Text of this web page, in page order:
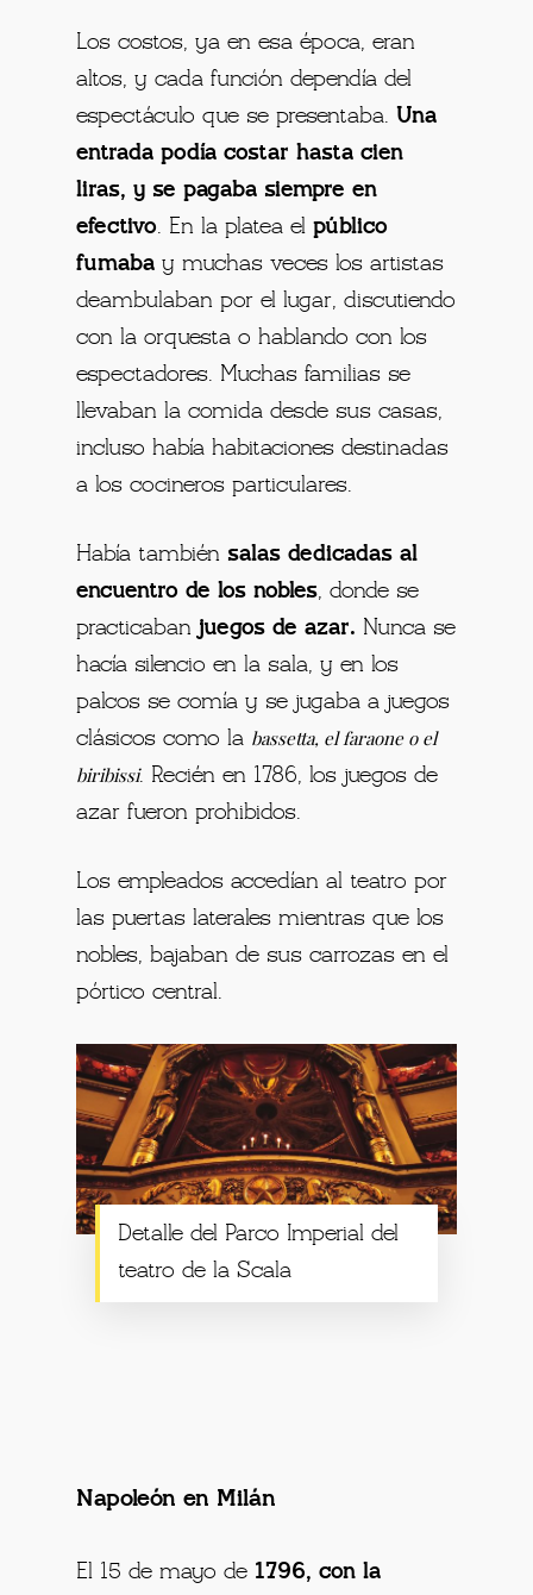
Los costos, ya en esa época, eran
altos, y cada función dependía del
espectáculo que se presentaba. Una
entrada podía costar hasta cien
liras, y se pagaba siempre en
efectivo. En la platea elpúblico
fumaba y muchas veces los artistas
deambulaban por el lugar, discutiendo
con la orquesta o hablando con los
espectadores. Muchas familias se
llevaban la comida desde sus casas,
incluso había habitaciones destinadas
a los cocineros particulares.
Había también salas dedicadas al
encuentro de los nobles, donde se
practicaban juegos de azar. Nunca se
hacía silencio en la sala, y en los
palcos se comía y se jugaba a juegos
clásicos como la bassetta, el faraone o el
biribissi. Recién en 1786, los juegos de
azar fueron prohibidos.
Los empleados accedían al teatro por
las puertas laterales mientras que los
nobles, bajaban de sus carrozas en el
pórtico central.
Detalle del Parco Imperial del
teatro de la Scala
Napoleón en Milán
El 15 de mayo de 1796, con la